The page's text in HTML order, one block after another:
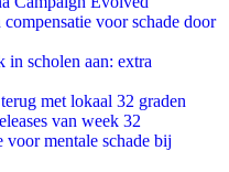
voor schade door
scholen aan: extra
met lokaal 32 graden
van week 32
mentale schade bij